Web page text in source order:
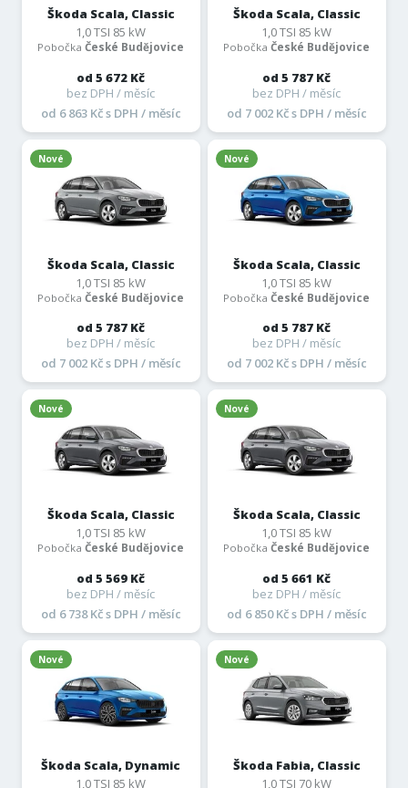
Škoda Scala, Classic
1,0 TSI 85 kW
PobočkaČeské Budějovice
od 5 672 Kč
bez DPH / měsíc
od 6 863 Kč s DPH / měsíc
Škoda Scala, Classic
1,0 TSI 85 kW
PobočkaČeské Budějovice
od 5 787 Kč
bez DPH / měsíc
od 7 002 Kč s DPH / měsíc
Nové
Škoda Scala, Classic
1,0 TSI 85 kW
PobočkaČeské Budějovice
od 5 787 Kč
bez DPH / měsíc
od 7 002 Kč s DPH / měsíc
Nové
Škoda Scala, Classic
1,0 TSI 85 kW
PobočkaČeské Budějovice
od 5 787 Kč
bez DPH / měsíc
od 7 002 Kč s DPH / měsíc
Nové
Škoda Scala, Classic
1,0 TSI 85 kW
PobočkaČeské Budějovice
od 5 569 Kč
bez DPH / měsíc
od 6 738 Kč s DPH / měsíc
Nové
Škoda Scala, Classic
1,0 TSI 85 kW
PobočkaČeské Budějovice
od 5 661 Kč
bez DPH / měsíc
od 6 850 Kč s DPH / měsíc
Nové
Škoda Scala, Dynamic
1,0 TSI 85 kW
Nové
Škoda Fabia, Classic
1,0 TSI 70 kW